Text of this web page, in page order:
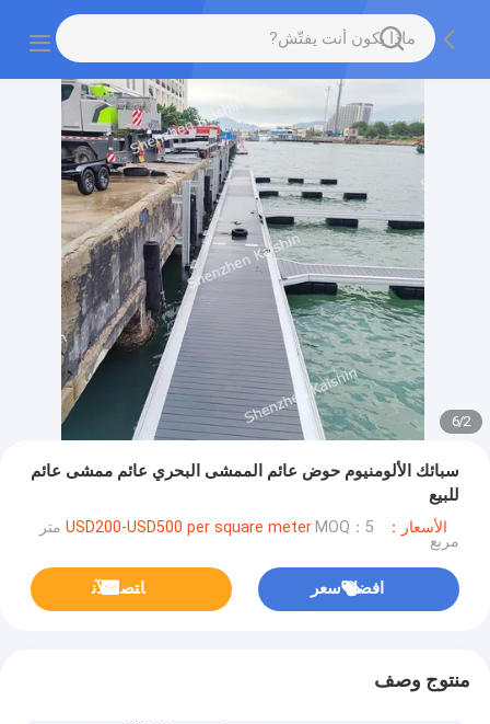
2
/
6
سبائك الألومنيوم حوض عائم الممشى البحري عائم ممشى عائم
للبيع
الأسعار：USD200-USD500 per square meter MOQ：5 متر
مربع
افضل سعر ﺎﺘﺼﻟ ﺍﻶﻧ
منتوج وصف